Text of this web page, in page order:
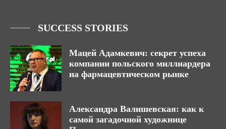
SUCCESS STORIES
Мацей Адамкевич: секрет успеха
компании польского миллиардера
на фармацевтическом рынке
Александра Валишевская: как к
самой загадочной художнице